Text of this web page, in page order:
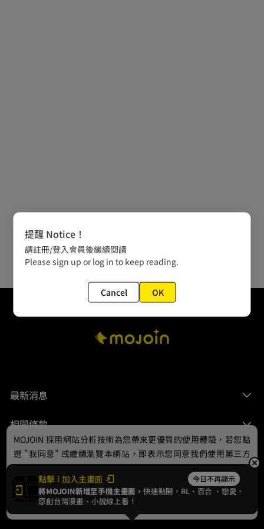
最新消息
相關條款
聯絡我們
© 2024 gamania Digital Entertainment Co., Ltd.
點擊 加入主畫面 今日不再顯示
將MOJOIN新增至手機主畫面，快速點開，BL、 百合 、戀愛，
原創台灣漫畫、小說線上看！
MOJOIN 採用網站分析技術為您帶來更優質的使用體驗，若您點
選 "我同意" 或繼續瀏覽本網站，即表示您同意我們使用第三方
Cookie，欲瞭解更多資訊請見隱私權政策。
我同意
提醒 Notice！
請註冊/登入會員後繼續閱讀
Please sign up or log in to keep reading.
Cancel OK